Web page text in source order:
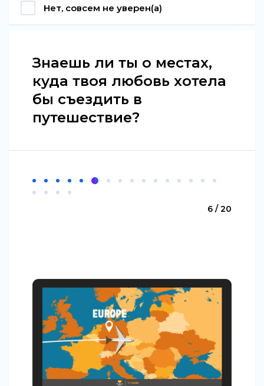
Нет, совсем не уверен(а)
Знаешь ли ты о местах,
куда твоя любовь хотела
бы съездить в
путешествие?
6 / 20